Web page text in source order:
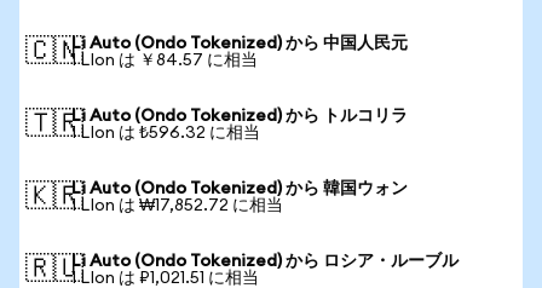
🇨🇳Li Auto (Ondo Tokenized) から 中国人民元
1 LIon は ￥84.57 に相当
🇹🇷Li Auto (Ondo Tokenized) から トルコリラ
1 LIon は ₺596.32 に相当
🇰🇷Li Auto (Ondo Tokenized) から 韓国ウォン
1 LIon は ₩17,852.72 に相当
🇷🇺Li Auto (Ondo Tokenized) から ロシア・ルーブル
1 LIon は ₽1,021.51 に相当